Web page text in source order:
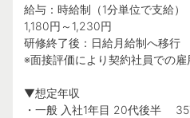
給与：時給制（1分単位で支給）
1,180円～1,230円
研修終了後：日給月給制へ移行
※面接評価により契約社員での雇
▼想定年収
・一般 入社1年目 20代後半